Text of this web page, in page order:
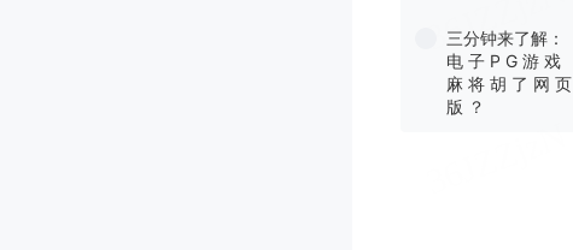
三分钟来了解：
电 子 P G 游 戏
麻 将 胡 了 网 页
版 ？